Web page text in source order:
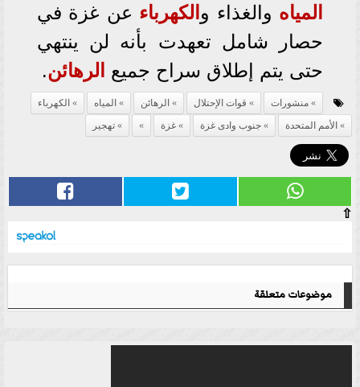
المياه والغذاء و الكهرباء عن غزة في
حصار شامل تعهدت بأنه لن ينتهي
حتى يتم إطلاق سراح جميع الرهائن.
منشورات قوات الإحتلال الرهائن المياه
الكهرباء
الأمم المتحدة
جنوب وادى غزة غزة تهجير
⇧
موضوعات متعلقة